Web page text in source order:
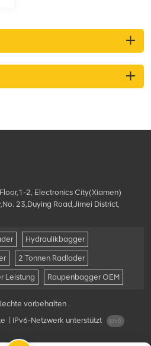
2, Electronics City(Xiamen)
23,Duying Road,Jimei District,
Hydraulikbagger
2 Tonnen Radlader
Leistung Raupenbagger OEM
vorbehalten .
IPv6-Netzwerk unterstützt